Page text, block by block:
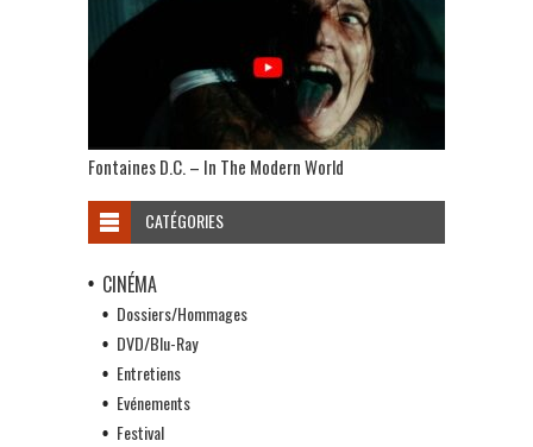
Fontaines D.C. – In The Modern World
CATÉGORIES
CINÉMA
Dossiers/Hommages
DVD/Blu-Ray
Entretiens
Evénements
Festival